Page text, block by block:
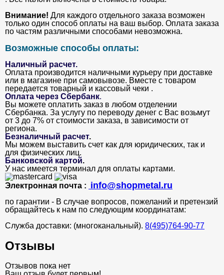
Внимание! Для каждого отдельного заказа возможен
только один способ оплаты на ваш выбор. Оплата заказа
по частям различными способами невозможна.
Возможные способы оплаты:
Наличный расчет.
Оплата производится наличными курьеру при доставке
или в магазине при самовывозе. Вместе с товаром
передается товарный и кассовый чеки .
Оплата через Сбербанк.
Вы можете оплатить заказ в любом отделении
Сбербанка. За услугу по переводу денег с Вас возьмут
от 3 до 7% от стоимости заказа, в зависимости от
региона.
Безналичный расчет.
Мы можем выставить счет как для юридических, так и
для физических лиц.
Банковской картой.
У нас имеется терминал для оплаты картами.
Электронная почта : info@shopmetal.ru
по гарантии - В случае вопросов, пожеланий и претензий
обращайтесь к нам по следующим координатам:
Служба доставки: (многоканальный). 8(495)764-90-77
Отзывы
Отзывов пока нет